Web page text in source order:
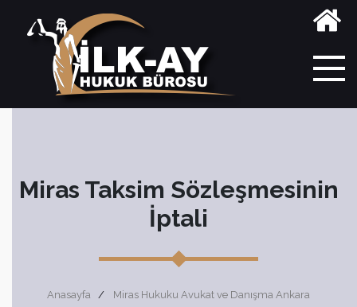
Miras Taksim Sözleşmesinin
İptali
Anasayfa
Miras Hukuku Avukat ve Danışma Ankara